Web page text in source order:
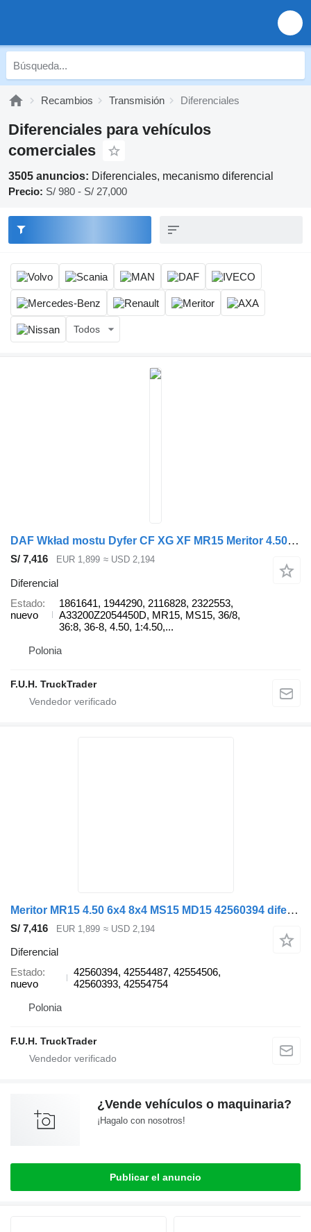
Recambios Transmisión Diferenciales
Diferenciales para vehículos
comerciales
3505 anuncios: Diferenciales, mecanismo diferencial
Precio: S/ 980 - S/ 27,000
Todos
DAF Wkład mostu Dyfer CF XG XF MR15 Meritor 4.50 36/8 6x4 8x4 NOWY D 1861641 diferencial para DAF Wkład mostu Dyfer DAF CF XG XF MR15 Meritor 4.50 36/8 6x4 8x4 NOWY DIFF Rear Axle Head camión
S/ 7,416 EUR 1,899 ≈ USD 2,194
Diferencial
Estado
nuevo
1861641, 1944290, 2116828, 2322553,
A33200Z2054450D, MR15, MS15, 36/8,
36:8, 36-8, 4.50, 1:4.50,...
Polonia
F.U.H. TruckTrader
Meritor MR15 4.50 6x4 8x4 MS15 MD15 42560394 diferencial para IVECO Trakker X-Way S-Way camión
S/ 7,416 EUR 1,899 ≈ USD 2,194
Diferencial
Estado
nuevo
42560394, 42554487, 42554506,
42560393, 42554754
Polonia
F.U.H. TruckTrader
¿Vende vehículos o maquinaria?
¡Hagalo con nosotros!
Publicar el anuncio